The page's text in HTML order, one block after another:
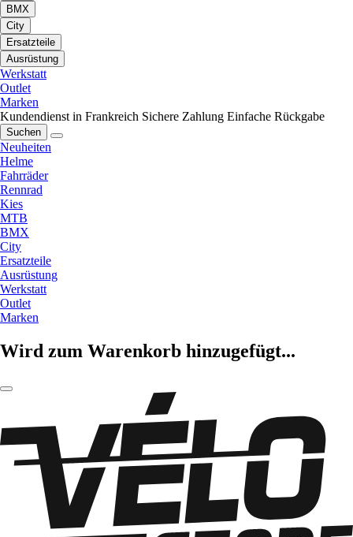
BMX
City
Ersatzteile
Ausrüstung
Werkstatt
Outlet
Marken
Kundendienst in Frankreich Sichere Zahlung Einfache Rückgabe
Suchen
Neuheiten
Helme
Fahrräder
Rennrad
Kies
MTB
BMX
City
Ersatzteile
Ausrüstung
Werkstatt
Outlet
Marken
Wird zum Warenkorb hinzugefügt...